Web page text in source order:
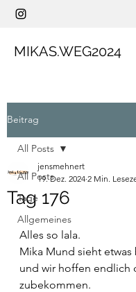
MIKAS.WEG2024
Beitrag
All Posts
Tage
Allgemeines
All Posts
Tag 176
jensmehnert
19. Dez. 2024 2 Min.
Alles so lala.
Mika Mund sieht etwas
und wir hoffen endlich
zubekommen.